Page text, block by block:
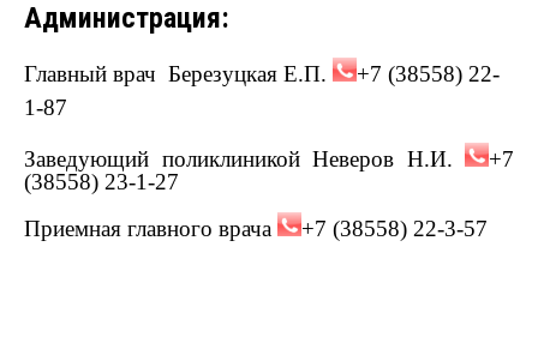
Администрация:
Главный врач Березуцкая Е.П.
+7 (38558) 22-
1-87
Заведующий поликлиникой Неверов Н.И.
+7
(38558) 23-1-27
Приемная главного врача
+7 (38558) 22-3-57